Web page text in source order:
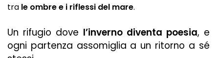
tra le ombre e i riflessi del mare.
Un rifugio dove l’inverno diventa poesia, e
ogni partenza assomiglia a un ritorno a sé